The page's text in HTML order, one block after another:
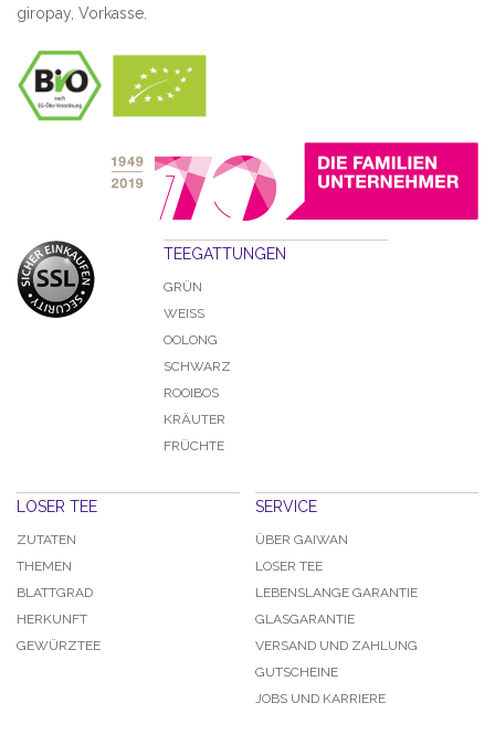
giropay, Vorkasse.
TEEGATTUNGEN
GRÜN
WEISS
OOLONG
SCHWARZ
ROOIBOS
KRÄUTER
FRÜCHTE
LOSER TEE
ZUTATEN
THEMEN
BLATTGRAD
HERKUNFT
GEWÜRZTEE
SERVICE
ÜBER GAIWAN
LOSER TEE
LEBENSLANGE GARANTIE
GLASGARANTIE
VERSAND UND ZAHLUNG
GUTSCHEINE
JOBS UND KARRIERE